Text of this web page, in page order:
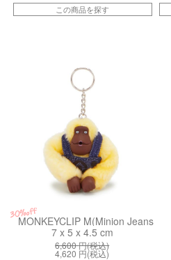
この商品を探す
30%off
MONKEYCLIP M(Minion Jeans Bl)
7 x 5 x 4.5 cm
6,600円(税込)
4,620 円(税込)